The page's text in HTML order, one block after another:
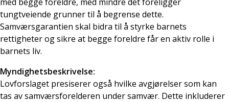
tungtveiende grunner til å begrense dette.
Samværsgarantien skal bidra til å styrke barnets
rettigheter og sikre at begge foreldre får en aktiv rolle i
barnets liv.
Myndighetsbeskrivelse:
Lovforslaget presiserer også hvilke avgjørelser som kan
tas av samværsforelderen under samvær. Dette inkluderer